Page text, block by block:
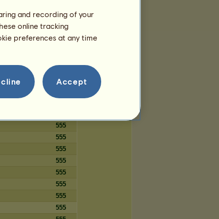
555
555
555
555
555
555
555
555
and recording of your
online tracking
preferences at any time
Accept